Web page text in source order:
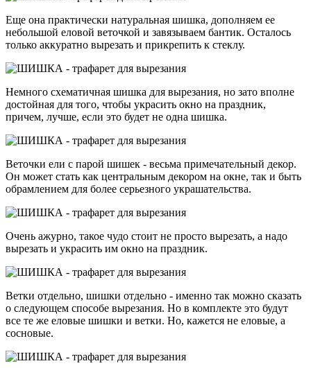
Еще она практически натуральная шишка, дополняем ее
небольшой еловой веточкой и завязываем бантик. Осталось
только аккуратно вырезать и прикрепить к стеклу.
Немного схематичная шишка для вырезания, но зато вполне
достойная для того, чтобы украсить окно на праздник,
причем, лучше, если это будет не одна шишка.
Веточки ели с парой шишек - весьма примечательный декор.
Он может стать как центральным декором на окне, так и быть
обрамлением для более серьезного украшательства.
Очень ажурно, такое чудо стоит не просто вырезать, а надо
вырезать и украсить им окно на праздник.
Ветки отдельно, шишки отдельно - именно так можно сказать
о следующем способе вырезания. Но в комплекте это будут
все те же еловые шишки и ветки. Но, кажется не еловые, а
сосновые.